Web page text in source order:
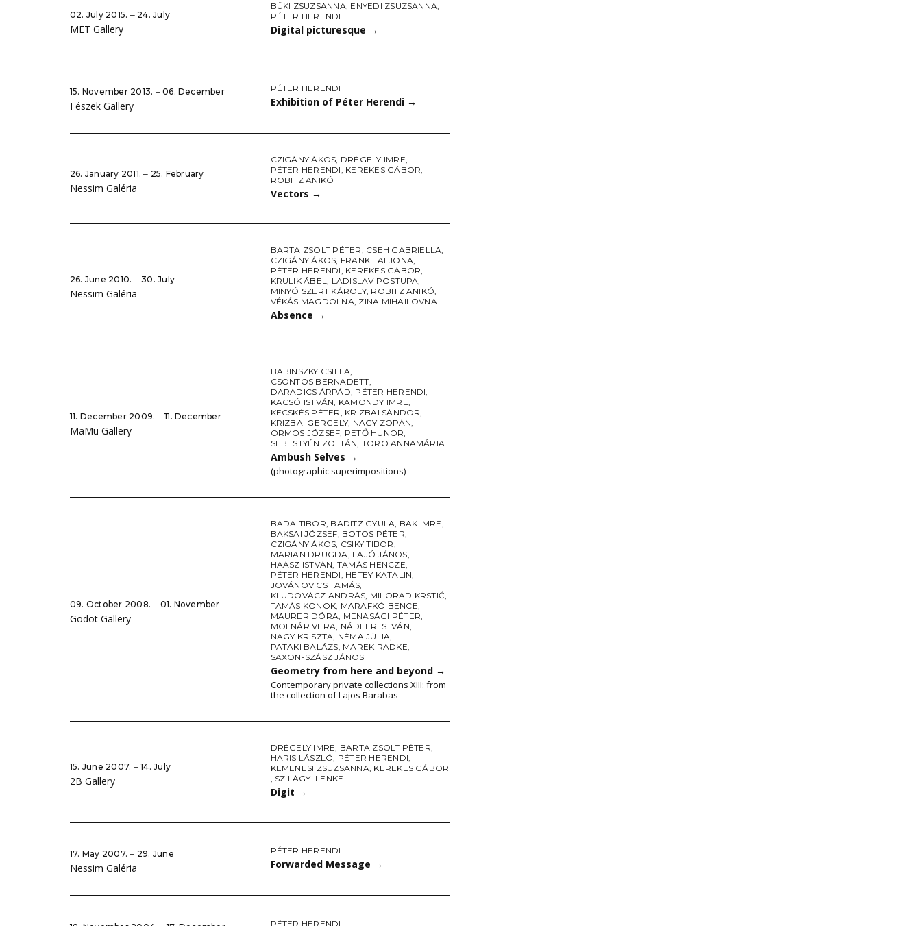
02. July 2015. ‒ 24. July
MET Gallery
BÜKI ZSUZSANNA, ENYEDI ZSUZSANNA,
PÉTER HERENDI
Digital picturesque →
15. November 2013. ‒ 06. December
Fészek Gallery
PÉTER HERENDI
Exhibition of Péter Herendi →
26. January 2011. ‒ 25. February
Nessim Galéria
CZIGÁNY ÁKOS, DRÉGELY IMRE,
PÉTER HERENDI, KEREKES GÁBOR,
ROBITZ ANIKÓ
Vectors →
26. June 2010. ‒ 30. July
Nessim Galéria
BARTA ZSOLT PÉTER, CSEH GABRIELLA,
CZIGÁNY ÁKOS, FRANKL ALJONA,
PÉTER HERENDI, KEREKES GÁBOR,
KRULIK ÁBEL, LADISLAV POSTUPA,
MINYÓ SZERT KÁROLY, ROBITZ ANIKÓ,
VÉKÁS MAGDOLNA, ZINA MIHAILOVNA
Absence →
11. December 2009. ‒ 11. December
MaMu Gallery
BABINSZKY CSILLA,
CSONTOS BERNADETT,
DARADICS ÁRPÁD, PÉTER HERENDI,
KACSÓ ISTVÁN, KAMONDY IMRE,
KECSKÉS PÉTER, KRIZBAI SÁNDOR,
KRIZBAI GERGELY, NAGY ZOPÁN,
ORMOS JÓZSEF, PETŐ HUNOR,
SEBESTYÉN ZOLTÁN, TORO ANNAMÁRIA
Ambush Selves →
(photographic superimpositions)
09. October 2008. ‒ 01. November
Godot Gallery
BADA TIBOR, BADITZ GYULA, BAK IMRE,
BAKSAI JÓZSEF, BOTOS PÉTER,
CZIGÁNY ÁKOS, CSIKY TIBOR,
MARIAN DRUGDA, FAJÓ JÁNOS,
HAÁSZ ISTVÁN, TAMÁS HENCZE,
PÉTER HERENDI, HETEY KATALIN,
JOVÁNOVICS TAMÁS,
KLUDOVÁCZ ANDRÁS, MILORAD KRSTIĆ,
TAMÁS KONOK, MARAFKÓ BENCE,
MAURER DÓRA, MENASÁGI PÉTER,
MOLNÁR VERA, NÁDLER ISTVÁN,
NAGY KRISZTA, NÉMA JÚLIA,
PATAKI BALÁZS, MAREK RADKE,
SAXON-SZÁSZ JÁNOS
Geometry from here and beyond →
Contemporary private collections XIII: from
the collection of Lajos Barabas
15. June 2007. ‒ 14. July
2B Gallery
DRÉGELY IMRE, BARTA ZSOLT PÉTER,
HARIS LÁSZLÓ, PÉTER HERENDI,
KEMENESI ZSUZSANNA, KEREKES GÁBOR
, SZILÁGYI LENKE
Digit →
17. May 2007. ‒ 29. June
Nessim Galéria
PÉTER HERENDI
Forwarded Message →
PÉTER HERENDI